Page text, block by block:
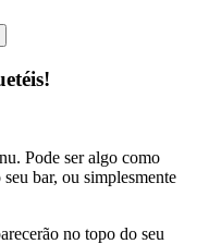
Pode ser algo como
bar, ou simplesmente
no topo do seu